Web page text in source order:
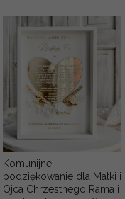
Komunijne
podziękowanie dla Matki i
Ojca Chrzestnego Rama i